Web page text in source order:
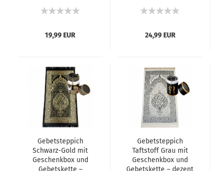
19,99 EUR 24,99 EUR
Gebetsteppich
Schwarz-Gold mit
Geschenkbox und
Gebetskette –
Gebetsteppich
Taftstoff Grau mit
Geschenkbox und
Gebetskette – dezent